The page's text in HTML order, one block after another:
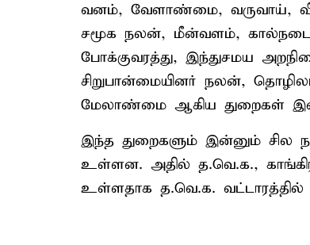
வனம், வேளாண்மை, வருவாய்,
சமூக நலன், மீன்வளம், கால்நடை
போக்குவரத்து, இந்துசமய
சிறுபான்மையினர் நலன்,
மேலாண்மை ஆகிய துறைகள்
இந்த துறைகளும் இன்னும் சில
உள்ளன. அதில் த.வெ.க.,
உள்ளதாக த.வெ.க. வட்டாரத்தில்